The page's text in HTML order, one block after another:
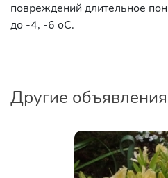
повреждений длительное
до -4, -6 оC.
Другие